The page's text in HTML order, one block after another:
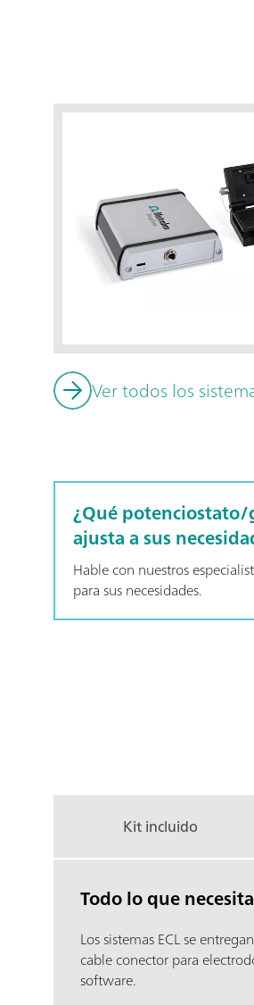
Ver todos los
¿Qué
ajusta a sus
Hable con nuestros
para sus necesidades.
Kit incluido
Todo lo que
Los sistemas ECL se
cable conector para
software.